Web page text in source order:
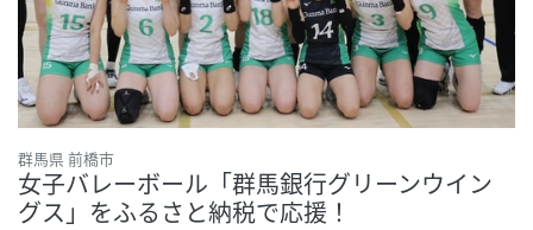
群馬県 前橋市
女子バレーボール「群馬銀行グリーンウイン
グス」をふるさと納税で応援！